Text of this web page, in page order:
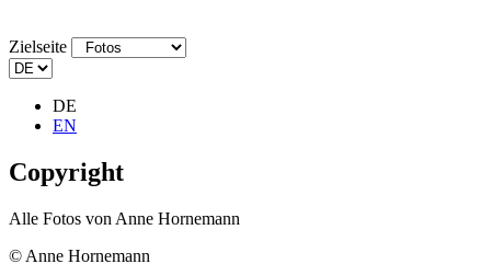
Zielseite
DE
EN
Copyright
Alle Fotos von Anne Hornemann
© Anne Hornemann